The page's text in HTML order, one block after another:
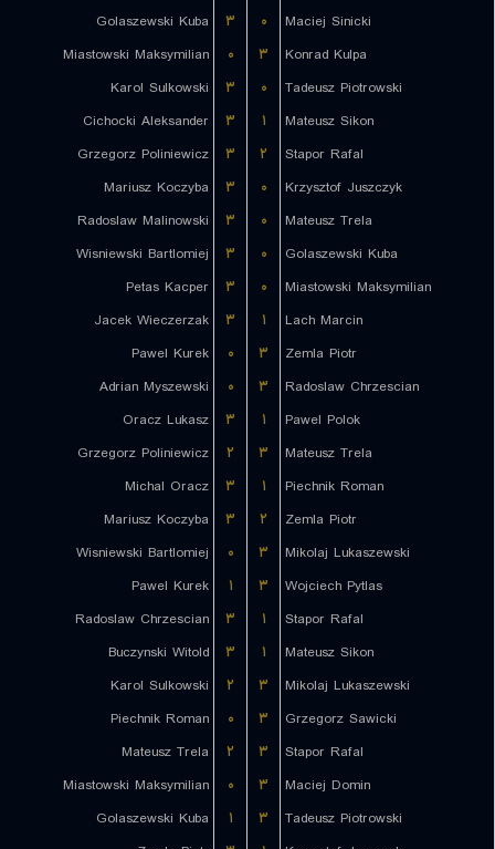
Golaszewski Kuba
۳ ۰
Maciej Sinicki
Miastowski Maksymilian
۰ ۳
Konrad Kulpa
Karol Sulkowski
۳ ۰
Tadeusz Piotrowski
Cichocki Aleksander
۳ ۱
Mateusz Sikon
Grzegorz Poliniewicz
۳ ۲
Stapor Rafal
Mariusz Koczyba
۳ ۰
Krzysztof Juszczyk
Radoslaw Malinowski
۳ ۰
Mateusz Trela
Wisniewski Bartlomiej
۳ ۰
Golaszewski Kuba
Petas Kacper
۳ ۰
Miastowski Maksymilian
Jacek Wieczerzak
۳ ۱
Lach Marcin
Pawel Kurek
۰ ۳
Zemla Piotr
Adrian Myszewski
۰ ۳
Radoslaw Chrzescian
Oracz Lukasz
۳ ۱
Pawel Polok
Grzegorz Poliniewicz
۲ ۳
Mateusz Trela
Michal Oracz
۳ ۱
Piechnik Roman
Mariusz Koczyba
۳ ۲
Zemla Piotr
Wisniewski Bartlomiej
۰ ۳
Mikolaj Lukaszewski
Pawel Kurek
۱ ۳
Wojciech Pytlas
Radoslaw Chrzescian
۳ ۱
Stapor Rafal
Buczynski Witold
۳ ۱
Mateusz Sikon
Karol Sulkowski
۲ ۳
Mikolaj Lukaszewski
Piechnik Roman
۰ ۳
Grzegorz Sawicki
Mateusz Trela
۲ ۳
Stapor Rafal
Miastowski Maksymilian
۰ ۳
Maciej Domin
Golaszewski Kuba
۱ ۳
Tadeusz Piotrowski